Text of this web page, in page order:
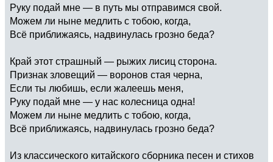
Руку подай мне — в путь мы отправимся свой.
Можем ли ныне медлить с тобою, когда,
Всё приближаясь, надвинулась грозно беда?
Край этот страшный — рыжих лисиц сторона.
Признак зловещий — воронов стая черна,
Если ты любишь, если жалеешь меня,
Руку подай мне — у нас колесница одна!
Можем ли ныне медлить с тобою, когда,
Всё приближаясь, надвинулась грозно беда?
Из классического китайского сборника песен и стихов